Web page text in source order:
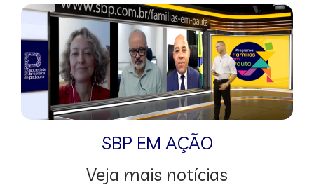
SBP EM AÇÃO
Veja mais notícias